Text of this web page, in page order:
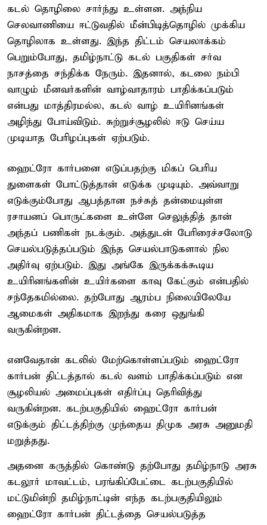
கடல் தொழிலை சார்ந்து உள்ளன. அந்நிய
செலவாணியை ஈட்டுவதில் மீன்பிடித்தொழில் முக்கிய
தொழிலாக உள்ளது. இந்த திட்டம் செயலாக்கம்
பெறும்போது, தமிழ்நாட்டு கடல் பகுதிகள் சர்வ
நாசத்தை சந்திக்க நேரும். இதனால், கடலை நம்பி
வாழும் மீனவர்களின் வாழ்வாதாரம் பாதிக்கப்படும்
என்பது மாத்திரமல்ல, கடல் வாழ் உயிரினங்கள்
அழிந்து போய்விடும். சுற்றுச்சூழலில் ஈடு செய்ய
முடியாத பேரிழப்புகள் ஏற்படும்.
ஹைட்ரோ கார்பனை எடுப்பதற்கு மிகப் பெரிய
துளைகள் போட்டுத்தான் எடுக்க முடியும். அவ்வாறு
எடுக்கும்போது ஆபத்தான நச்சுத் தன்மையுள்ள
ரசாயனப் பொருட்களை உள்ளே செலுத்தித் தான்
அந்தப் பணிகள் நடக்கும். அத்துடன் பேரிரைச்சலோடு
செயல்படுத்தப்படும் இந்த செயல்பாடுகளால் நில
அதிர்வு ஏற்படும். இது அங்கே இருக்கக்கூடிய
உயிரினங்களின் உயிர்களை காவு கேட்கும் என்பதில்
சந்தேகமில்லை. தற்போது ஆரம்ப நிலையிலேயே
ஆமைகள் அதிகமாக இறந்து கரை ஒதுங்கி
வருகின்றன.
எனவேதான் கடலில் மேற்கொள்ளப்படும் ஹைட்ரோ
கார்பன் திட்டத்தால் கடல் வளம் பாதிக்கப்படும் என
சூழலியல் அமைப்புகள் எதிர்ப்பு தெரிவித்து
வருகின்றன. கடற்பகுதியில் ஹைட்ரோ கார்பன்
எடுக்கும் திட்டத்திற்கு முந்தைய திமுக அரசு அனுமதி
மறுத்தது.
அதனை கருத்தில் கொண்டு தற்போது தமிழ்நாடு அரசு
கடலூர் மாவட்டம், பரங்கிப்பேட்டை கடற்பகுதியில்
மட்டுமின்றி தமிழ்நாட்டின் எந்த கடற்பகுதியிலும்
ஹைட்ரோ கார்பன் திட்டத்தை செயல்படுத்த